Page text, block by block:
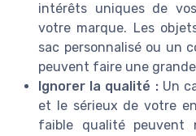
intérêts uniques de
votre marque. Les
sac personnalisé ou un
peuvent faire une
Ignorer la qualité :Un
et le sérieux de votre
faible qualité peuvent